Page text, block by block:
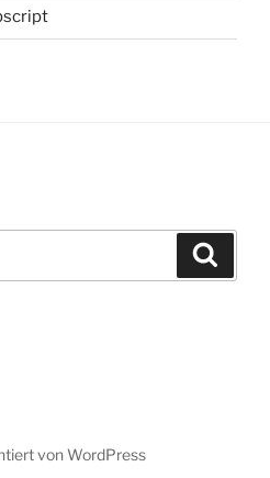
von WordPress